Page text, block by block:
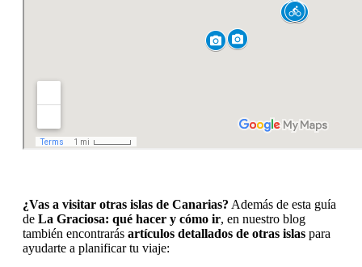
¿Vas a visitar otras islas de Canarias? Además de esta guía
de La Graciosa: qué hacer y cómo ir, en nuestro blog
también encontrarás artículos detallados de otras islas para
ayudarte a planificar tu viaje: